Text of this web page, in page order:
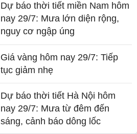
Dự báo thời tiết miền Nam hôm
nay 29/7: Mưa lớn diện rộng,
nguy cơ ngập úng
Giá vàng hôm nay 29/7: Tiếp
tục giảm nhẹ
Dự báo thời tiết Hà Nội hôm
nay 29/7: Mưa từ đêm đến
sáng, cảnh báo dông lốc